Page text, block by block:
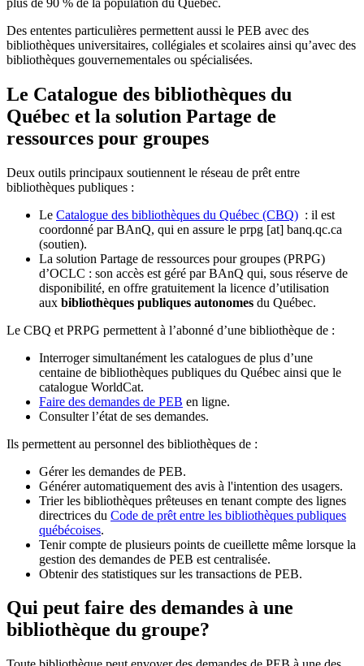
Des ententes particulières permettent aussi le PEB avec des
bibliothèques universitaires, collégiales et scolaires ainsi qu’avec des
bibliothèques gouvernementales ou spécialisées.
Le Catalogue des bibliothèques du
Québec et la solution Partage de
ressources pour groupes
Deux outils principaux soutiennent le réseau de prêt entre
bibliothèques publiques :
Le Catalogue des bibliothèques du Québec (CBQ) : il est
coordonné par BAnQ, qui en assure le prpg [at] banq.qc.ca
(soutien).
La solution Partage de ressources pour groupes (PRPG)
d’OCLC : son accès est géré par BAnQ qui, sous réserve de
disponibilité, en offre gratuitement la licence d’utilisation
aux bibliothèques publiques autonomes du Québec.
Le CBQ et PRPG permettent à l’abonné d’une bibliothèque de :
Interroger simultanément les catalogues de plus d’une
centaine de bibliothèques publiques du Québec ainsi que le
catalogue WorldCat.
Faire des demandes de PEB en ligne.
Consulter l’état de ses demandes.
Ils permettent au personnel des bibliothèques de :
Gérer les demandes de PEB.
Générer automatiquement des avis à l'intention des usagers.
Trier les bibliothèques prêteuses en tenant compte des lignes
directrices du Code de prêt entre les bibliothèques publiques
québécoises.
Tenir compte de plusieurs points de cueillette même lorsque la
gestion des demandes de PEB est centralisée.
Obtenir des statistiques sur les transactions de PEB.
Qui peut faire des demandes à une
bibliothèque du groupe?